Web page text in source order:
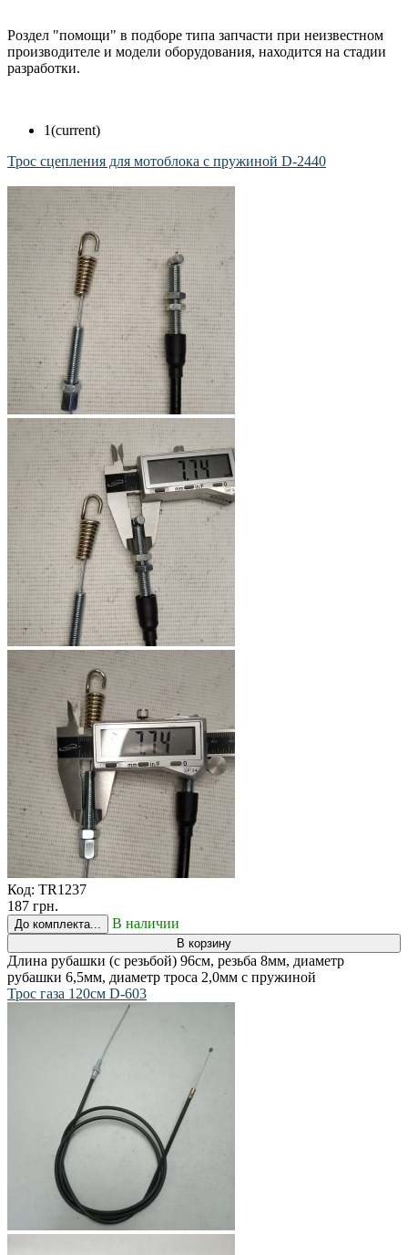
Роздел "помощи" в подборе типа запчасти при неизвестном
производителе и модели оборудования, находится на стадии
разработки.
1(current)
Трос сцепления для мотоблока с пружиной D-2440
TR1237
До комплекта... В наличии
Длина рубашки (с резьбой) 96см, резьба 8мм, диаметр
рубашки 6,5мм, диаметр троса 2,0мм с пружиной
Трос газа 120см D-603